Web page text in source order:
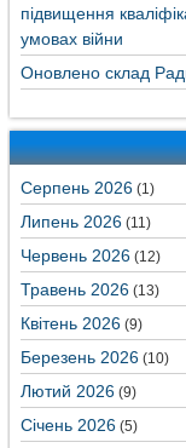
підвищення
умовах війни
Оновлено склад
Серпень 2026 (1)
Липень 2026 (11)
Червень 2026 (12)
Травень 2026 (13)
Квітень 2026 (9)
Березень 2026 (10)
Лютий 2026 (9)
Січень 2026 (5)